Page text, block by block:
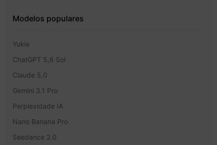
Modelos populares
Yukie
ChatGPT 5,6 Sol
Claude 5,0
Gemini 3.1 Pro
Perplexidade IA
Nano Banana Pro
Seedance 2.0